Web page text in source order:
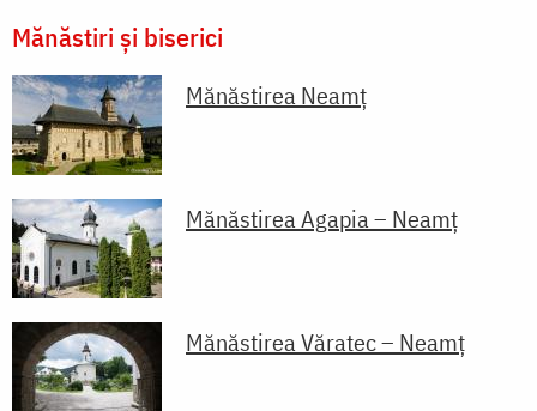
Mănăstiri și biserici
Mănăstirea Neamţ
Mănăstirea Agapia – Neamț
Mănăstirea Văratec – Neamț